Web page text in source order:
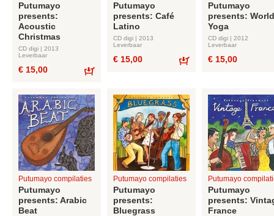
Putumayo
presents:
Acoustic
Christmas
CD digi | 2013
Leverbaar
€ 15,00
Putumayo
presents: Café
Latino
CD digi | 2013
Leverbaar
€ 15,00
Putumayo
presents: World
Yoga
CD digi | 2012
Leverbaar
€ 15,00
Putumayo compilaties
Putumayo
presents: Arabic
Beat
Putumayo compilaties
Putumayo
presents:
Bluegrass
Putumayo
Putumayo
presents:
France